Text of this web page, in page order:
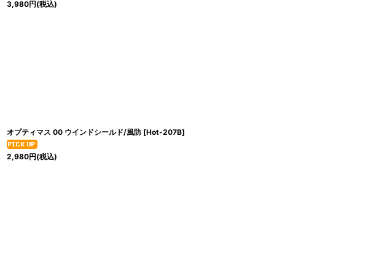
3,980円(税込)
オプティマス 00 ウインドシールド/風防 [Hot-207B]
2,980円(税込)